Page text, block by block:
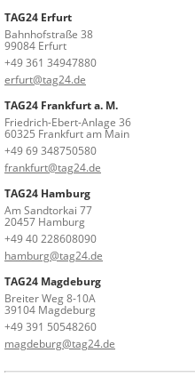
TAG24 Erfurt
Bahnhofstraße 38
99084 Erfurt
+49 361 34947880
erfurt@tag24.de
TAG24 Frankfurt a. M.
Friedrich-Ebert-Anlage 36
60325 Frankfurt am Main
+49 69 348750580
frankfurt@tag24.de
TAG24 Hamburg
Am Sandtorkai 77
20457 Hamburg
+49 40 228608090
hamburg@tag24.de
TAG24 Magdeburg
Breiter Weg 8-10A
39104 Magdeburg
+49 391 50548260
magdeburg@tag24.de